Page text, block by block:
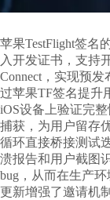
苹果TestFlight签名
入开发证书，支持
Connect，实现预发
过苹果TF签名提升
iOS设备上验证完
捕获，为用户留存
循环直接桥接测试
溃报告和用户截图
bug，从而在生产环
更新增强了邀请机